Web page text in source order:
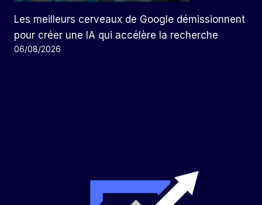
Les meilleurs cerveaux de Google démissionnent
pour créer une IA qui accélère la recherche
06/08/2026